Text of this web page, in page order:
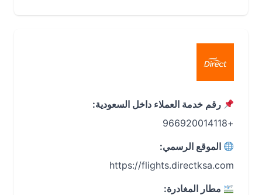
رقم خدمة العملاء داخل السعودية:
الموقع الرسمي:
https://flights.directksa.com
مطار المغادرة: